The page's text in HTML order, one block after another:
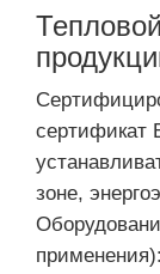
сертификат
зоне,